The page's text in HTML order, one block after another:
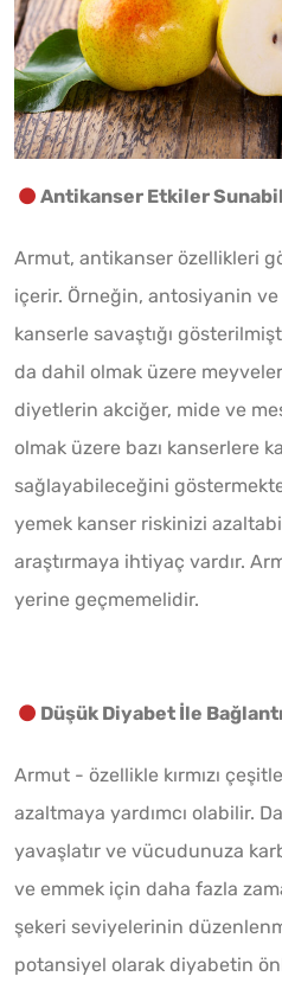
Antikanser Etkiler
Armut, antikanser özellikleri
içerir. Örneğin, antosiyanin
kanserle savaştığı
da dahil olmak üzere
diyetlerin akciğer, mide ve
olmak üzere bazı kanserlere
sağlayabileceğini
yemek kanser riskinizi
araştırmaya ihtiyaç vardır.
yerine geçmemelidir.
Düşük Diyabet İle
Armut - özellikle kırmızı
azaltmaya yardımcı olabilir.
yavaşlatır ve vücudunuza
ve emmek için daha fazla
şekeri seviyelerinin
potansiyel olarak diyabetin